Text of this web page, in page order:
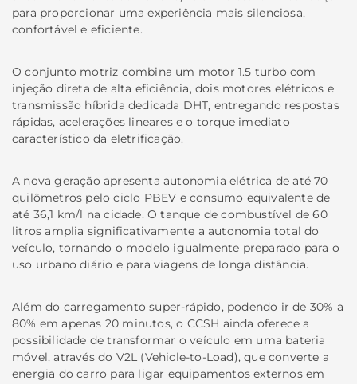
para proporcionar uma experiência mais silenciosa,
confortável e eficiente.
O conjunto motriz combina um motor 1.5 turbo com
injeção direta de alta eficiência, dois motores elétricos e
transmissão híbrida dedicada DHT, entregando respostas
rápidas, acelerações lineares e o torque imediato
característico da eletrificação.
A nova geração apresenta autonomia elétrica de até 70
quilômetros pelo ciclo PBEV e consumo equivalente de
até 36,1 km/l na cidade. O tanque de combustível de 60
litros amplia significativamente a autonomia total do
veículo, tornando o modelo igualmente preparado para o
uso urbano diário e para viagens de longa distância.
Além do carregamento super-rápido, podendo ir de 30% a
80% em apenas 20 minutos, o CCSH ainda oferece a
possibilidade de transformar o veículo em uma bateria
móvel, através do V2L (Vehicle-to-Load), que converte a
energia do carro para ligar equipamentos externos em